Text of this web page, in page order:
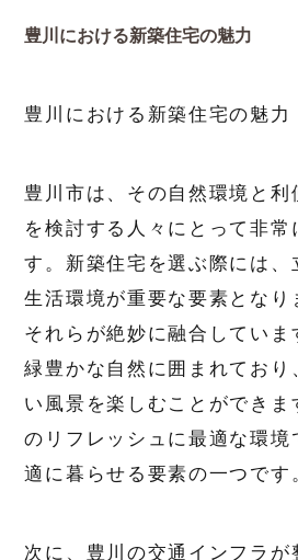
豊川における新築住宅の魅力
豊川における新築住宅の魅力
豊川市は、その自然環境と利
を検討する人々にとって非
す。新築住宅を選ぶ際には、
生活環境が重要な要素となり
それらが絶妙に融合していま
緑豊かな自然に囲まれており
い風景を楽しむことができま
のリフレッシュに最適な環境
適に暮らせる要素の一つです。
次に、豊川の交通インフラが